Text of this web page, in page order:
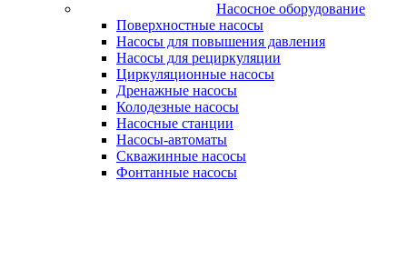
Насосное оборудование
Поверхностные насосы
Насосы для повышения давления
Насосы для рециркуляции
Циркуляционные насосы
Дренажные насосы
Колодезные насосы
Насосные станции
Насосы-автоматы
Скважинные насосы
Фонтанные насосы